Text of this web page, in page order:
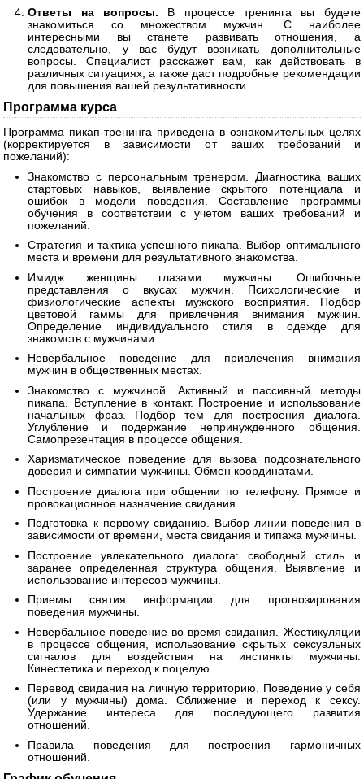
Ответы на вопросы. В процессе тренинга вы будете
знакомиться со множеством мужчин. С наиболее
интересными вы станете развивать отношения, а
следовательно, у вас будут возникать дополнительные
вопросы. Специалист расскажет вам, как действовать в
различных ситуациях, а также даст подробные рекомендации
для повышения вашей результативности.
Программа курса
Программа пикап-тренинга приведена в ознакомительных целях
(корректируется в зависимости от ваших требований и
пожеланий):
Знакомство с персональным тренером. Диагностика ваших
стартовых навыков, выявление скрытого потенциала и
ошибок в модели поведения. Составление программы
обучения в соответствии с учетом ваших требований и
пожеланий.
Стратегия и тактика успешного пикапа. Выбор оптимального
места и времени для результативного знакомства.
Имидж женщины глазами мужчины. Ошибочные
представления о вкусах мужчин. Психологические и
физиологические аспекты мужского восприятия. Подбор
цветовой гаммы для привлечения внимания мужчин.
Определение индивидуального стиля в одежде для
знакомств с мужчинами.
Невербальное поведение для привлечения внимания
мужчин в общественных местах.
Знакомство с мужчиной. Активный и пассивный методы
пикапа. Вступление в контакт. Построение и использование
начальных фраз. Подбор тем для построения диалога.
Углубление и подержание непринужденного общения.
Самопрезентация в процессе общения.
Харизматическое поведение для вызова подсознательного
доверия и симпатии мужчины. Обмен координатами.
Построение диалога при общении по телефону. Прямое и
провокационное назначение свидания.
Подготовка к первому свиданию. Выбор линии поведения в
зависимости от времени, места свидания и типажа мужчины.
Построение увлекательного диалога: свободный стиль и
заранее определенная структура общения. Выявление и
использование интересов мужчины.
Приемы снятия информации для прогнозирования
поведения мужчины.
Невербальное поведение во время свидания. Жестикуляции
в процессе общения, использование скрытых сексуальных
сигналов для воздействия на инстинкты мужчины.
Кинестетика и переход к поцелую.
Перевод свидания на личную территорию. Поведение у себя
(или у мужчины) дома. Сближение и переход к сексу.
Удержание интереса для последующего развития
отношений.
Правила поведения для построения гармоничных
отношений.